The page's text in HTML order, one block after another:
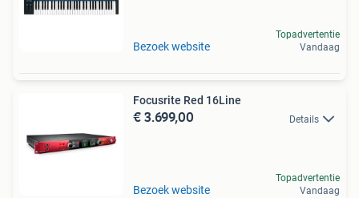
Bezoek website
Topadvertentie
Vandaag
Focusrite Red 16Line
€ 3.699,00 Details
Bezoek website
Topadvertentie
Vandaag